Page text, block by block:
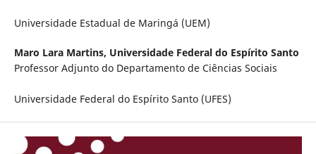
Universidade Estadual de Maringá (UEM)
Maro Lara Martins, Universidade Federal do Espírito Santo
Professor Adjunto do Departamento de Ciências Sociais
Universidade Federal do Espírito Santo (UFES)